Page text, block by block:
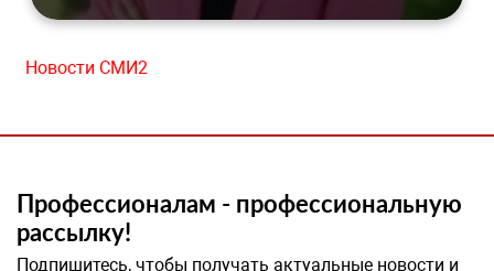
Новости СМИ2
Профессионалам - профессиональную
рассылку!
Подпишитесь, чтобы получать актуальные новости и